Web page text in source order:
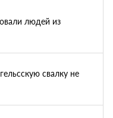
людей из
свалку не